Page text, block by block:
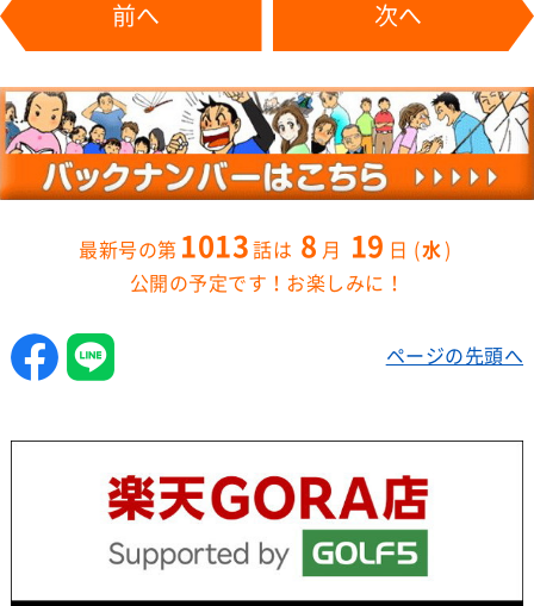
前へ 次へ
1013 8 19
水
公開の予定です！お楽しみに！
ページの先頭へ